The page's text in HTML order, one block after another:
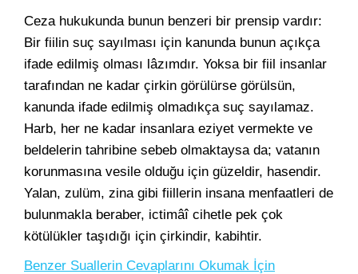
Ceza hukukunda bunun benzeri bir prensip vardır:
Bir fiilin suç sayılması için kanunda bunun açıkça
ifade edilmiş olması lâzımdır. Yoksa bir fiil insanlar
tarafından ne kadar çirkin görülürse görülsün,
kanunda ifade edilmiş olmadıkça suç sayılamaz.
Harb, her ne kadar insanlara eziyet vermekte ve
beldelerin tahribine sebeb olmaktaysa da; vatanın
korunmasına vesile olduğu için güzeldir, hasendir.
Yalan, zulüm, zina gibi fiillerin insana menfaatleri de
bulunmakla beraber, ictimâî cihetle pek çok
kötülükler taşıdığı için çirkindir, kabihtir.
Benzer Suallerin Cevaplarını Okumak İçin